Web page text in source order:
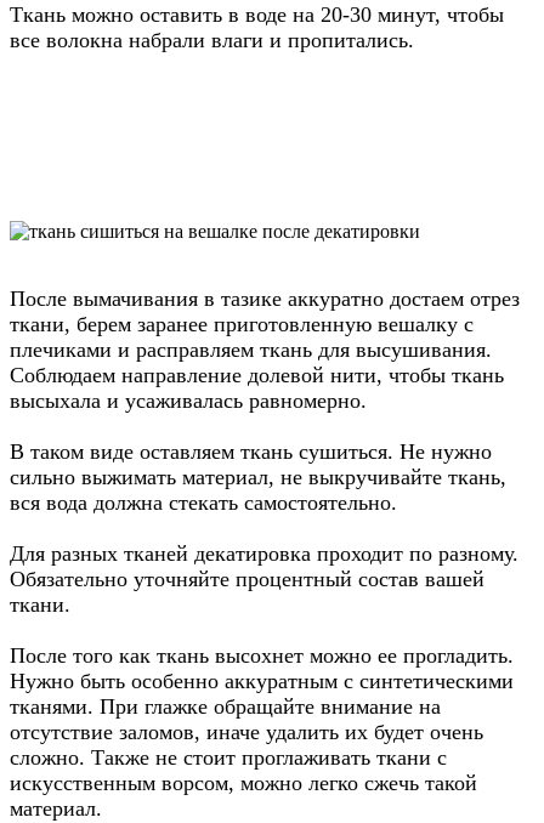
Ткань можно оставить в воде на 20-30 минут, чтобы
все волокна набрали влаги и пропитались.
После вымачивания в тазике аккуратно достаем отрез
ткани, берем заранее приготовленную вешалку с
плечиками и расправляем ткань для высушивания.
Соблюдаем направление долевой нити, чтобы ткань
высыхала и усаживалась равномерно.
В таком виде оставляем ткань сушиться. Не нужно
сильно выжимать материал, не выкручивайте ткань,
вся вода должна стекать самостоятельно.
Для разных тканей декатировка проходит по разному.
Обязательно уточняйте процентный состав вашей
ткани.
После того как ткань высохнет можно ее прогладить.
Нужно быть особенно аккуратным с синтетическими
тканями. При глажке обращайте внимание на
отсутствие заломов, иначе удалить их будет очень
сложно. Также не стоит проглаживать ткани с
искусственным ворсом, можно легко сжечь такой
материал.